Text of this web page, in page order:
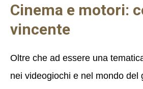
Cinema e motori:
vincente
Oltre che ad essere una
nei videogiochi e nel mondo del